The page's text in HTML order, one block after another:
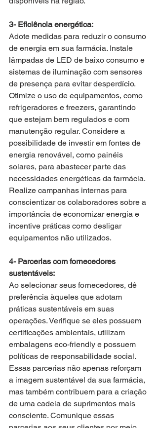
3- Eficiência energética:
Adote medidas para reduzir o consumo
de energia em sua farmácia. Instale
lâmpadas de LED de baixo consumo e
sistemas de iluminação com sensores
de presença para evitar desperdício.
Otimize o uso de equipamentos, como
refrigeradores e freezers, garantindo
que estejam bem regulados e com
manutenção regular. Considere a
possibilidade de investir em fontes de
energia renovável, como painéis
solares, para abastecer parte das
necessidades energéticas da farmácia.
Realize campanhas internas para
conscientizar os colaboradores sobre a
importância de economizar energia e
incentive práticas como desligar
equipamentos não utilizados.
4- Parcerias com fornecedores
sustentáveis:
Ao selecionar seus fornecedores, dê
preferência àqueles que adotam
práticas sustentáveis em suas
operações. Verifique se eles possuem
certificações ambientais, utilizam
embalagens eco-friendly e possuem
políticas de responsabilidade social.
Essas parcerias não apenas reforçam
a imagem sustentável da sua farmácia,
mas também contribuem para a criação
de uma cadeia de suprimentos mais
consciente. Comunique essas